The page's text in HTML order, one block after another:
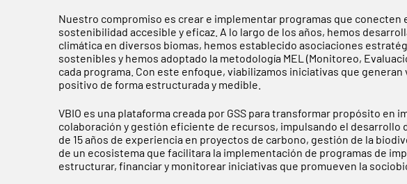
Nuestro compromiso es crear e implementar programas que
sostenibilidad accesible y eficaz. A lo largo de los años, hemos
climática en diversos biomas, hemos establecido asociaciones
sostenibles y hemos adoptado la metodología MEL (Monitoreo,
cada programa. Con este enfoque, viabilizamos iniciativas que
positivo de forma estructurada y medible.
VBIO es una plataforma creada por GSS para transformar propósito
colaboración y gestión eficiente de recursos, impulsando el desarrollo
de 15 años de experiencia en proyectos de carbono, gestión de la
de un ecosistema que facilitara la implementación de programas de
estructurar, financiar y monitorear iniciativas que promueven la